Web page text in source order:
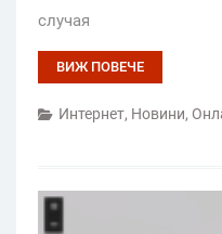
случая
ВИЖ ПОВЕЧЕ
Интернет, Новини,